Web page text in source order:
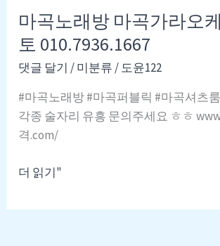
방
강
남
라
오
케
팽
마곡노래방 마곡가라오
토 010.7936.1667
댓글 달기 /미분류 /도윤122
#마곡노래방 #마곡퍼블릭 #마곡셔츠
각종 술자리 유흥 문의주세요 ㅎㅎ
격.com/
마
노
더 읽기"